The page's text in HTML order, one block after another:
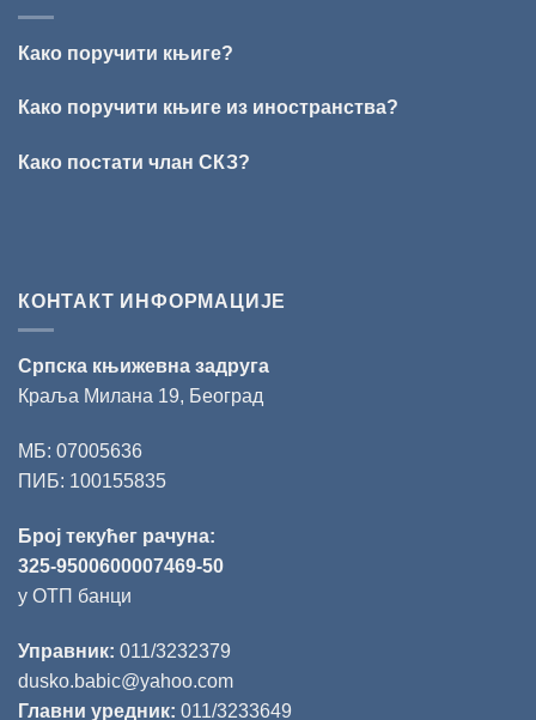
„Милован
поезију
Како поручити књиге?
Како поручити књиге из иностранства?
Како постати члан СКЗ?
КОНТАКТ ИНФОРМАЦИЈЕ
Српска књижевна задруга
Краља Милана 19, Београд
МБ: 07005636
ПИБ: 100155835
Број текућег рачуна:
325-9500600007469-50
у ОТП банци
Управник: 011/3232379
dusko.babic@yahoo.com
Главни уредник: 011/3233649